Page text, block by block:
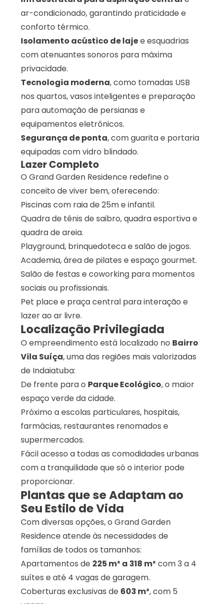
ar-condicionado, garantindo praticidade e
conforto térmico.
Isolamento acústico de lajee esquadrias
com atenuantes sonoros para máxima
privacidade.
Tecnologia moderna, como tomadas USB
nos quartos, vasos inteligentes e preparação
para automação de persianas e
equipamentos eletrônicos.
Segurança de ponta, com guarita e portaria
equipadas com vidro blindado.
Lazer Completo
O Grand Garden Residence redefine o
conceito de viver bem, oferecendo:
Piscinas com raia de 25m e infantil.
Quadra de tênis de saibro, quadra esportiva e
quadra de areia.
Playground, brinquedoteca e salão de jogos.
Academia, área de pilates e espaço gourmet.
Salão de festas e coworking para momentos
sociais ou profissionais.
Pet place e praça central para interação e
lazer ao ar livre.
Localização Privilegiada
O empreendimento está localizado no Bairro
Vila Suíça, uma das regiões mais valorizadas
de Indaiatuba:
De frente para o Parque Ecológico, o maior
espaço verde da cidade.
Próximo a escolas particulares, hospitais,
farmácias, restaurantes renomados e
supermercados.
Fácil acesso a todas as comodidades urbanas
com a tranquilidade que só o interior pode
proporcionar.
Plantas que se Adaptam ao
Seu Estilo de Vida
Com diversas opções, o Grand Garden
Residence atende às necessidades de
famílias de todos os tamanhos:
Apartamentos de 225 m² a 318 m² com 3 a 4
suítes e até 4 vagas de garagem.
Coberturas exclusivas de 603 m², com 5